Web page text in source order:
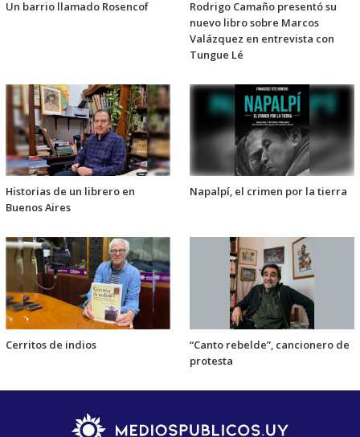
Un barrio llamado Rosencof
Rodrigo Camaño presentó su
nuevo libro sobre Marcos
Valázquez en entrevista con
Tungue Lé
Historias de un librero en
Buenos Aires
Napalpí, el crimen por la tierra
Cerritos de indios
“Canto rebelde”, cancionero de
protesta